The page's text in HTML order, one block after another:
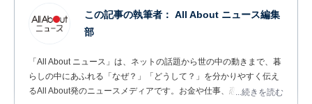
この記事の執筆者： All About ニュース編集
部
「All About ニュース」は、ネットの話題から世の中の動きまで、暮
らしの中にあふれる「なぜ？」「どうして？」を分かりやすく伝え
るAll About発のニュースメディアです。お金や仕事、恋愛、ITに関
...続きを読む